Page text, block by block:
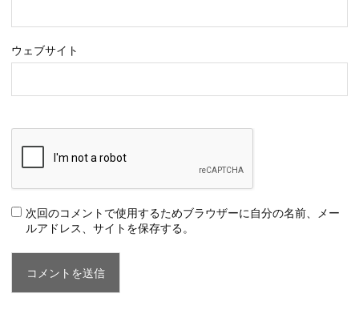
ウェブサイト
次回のコメントで使用するためブラウザーに自分の名前、メー
ルアドレス、サイトを保存する。